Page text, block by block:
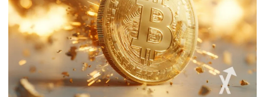
Acheter Cryptomonnaies
Prédictions